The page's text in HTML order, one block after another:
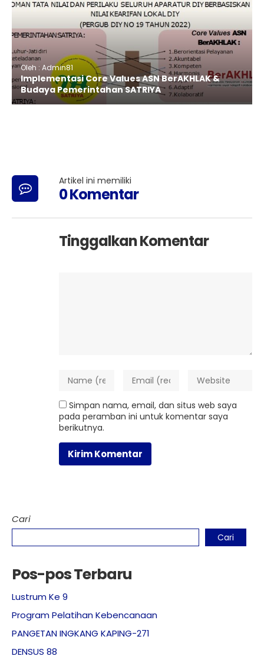
Oleh : Admin81
Implementasi Core Values ASN BerAKHLAK &
Budaya Pemerintahan SATRIYA
Artikel ini memiliki
0 Komentar
Tinggalkan Komentar
Simpan nama, email, dan situs web saya
pada peramban ini untuk komentar saya
berikutnya.
Cari
Cari
Pos-pos Terbaru
Lustrum Ke 9
Program Pelatihan Kebencanaan
PANGETAN INGKANG KAPING-271
DENSUS 88